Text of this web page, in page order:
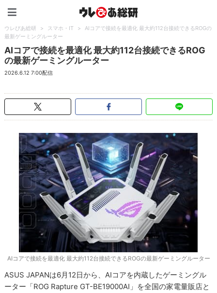
ウレぴあ総研 > スマホ・IT >
AIコアで接続を最適化 最大約112台接続できるROGの
最新ゲーミングルーター
AIコアで接続を最適化 最大約112台接続できるROG
の最新ゲーミングルーター
2026.6.12 7:00配信
AIコアで接続を最適化 最大約112台接続できるROGの最新ゲーミングルーター
ASUS JAPANは6月12日から、AIコアを内蔵したゲーミングル
ーター「ROG Rapture GT-BE19000AI」を全国の家電量販店と